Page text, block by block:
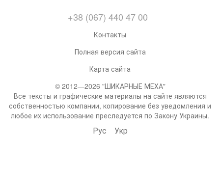
+38 (067) 440 47 00
Контакты
Полная версия сайта
Карта сайта
© 2012—2026 "ШИКАРНЫЕ МЕХА"
Все тексты и графические материалы на сайте являются
собственностью компании, копирование без уведомления и
любое их использование преследуется по Закону Украины.
Рус Укр